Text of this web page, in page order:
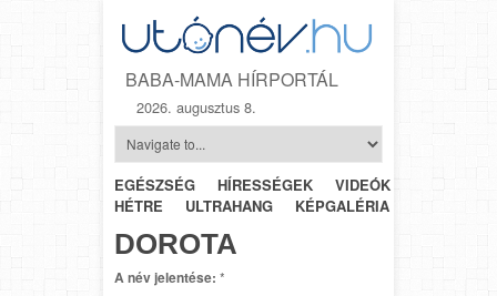
BABA-MAMA HÍRPORTÁL
2026. augusztus 8.
EGÉSZSÉG HÍRESSÉGEK VIDEÓK
HÉTRŐL-
HÉTRE
ULTRAHANG KÉPGALÉRIA
DOROTA
A név jelentése: *